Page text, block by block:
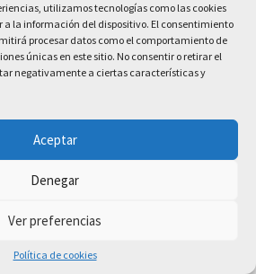
utilizamos tecnologías como las cookies
la información del dispositivo. El consentimiento
procesar datos como el comportamiento de
únicas en este sitio. No consentir o retirar el
negativamente a ciertas características y
Aceptar
Denegar
Ver preferencias
Política de cookies
elaborado por
ESO, será la carta de
de San Clemente en
‘Explorador@’ diseñado para
del Remedio, representará a San
en FITUR 2019
San Clemente acude a la Feria